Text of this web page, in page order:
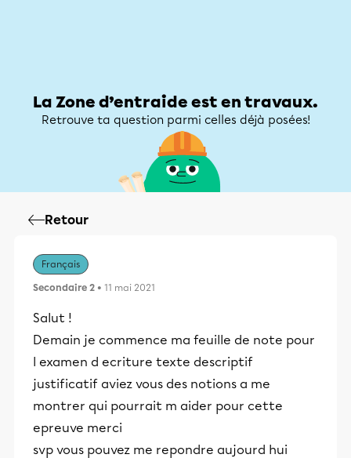
La Zone d’entraide est en travaux.
Retrouve ta question parmi celles déjà posées!
Retour
Français
Secondaire 2 • 11 mai 2021
Salut !
Demain je commence ma feuille de note pour
l examen d ecriture texte descriptif
justificatif aviez vous des notions a me
montrer qui pourrait m aider pour cette
epreuve merci
svp vous pouvez me repondre aujourd hui